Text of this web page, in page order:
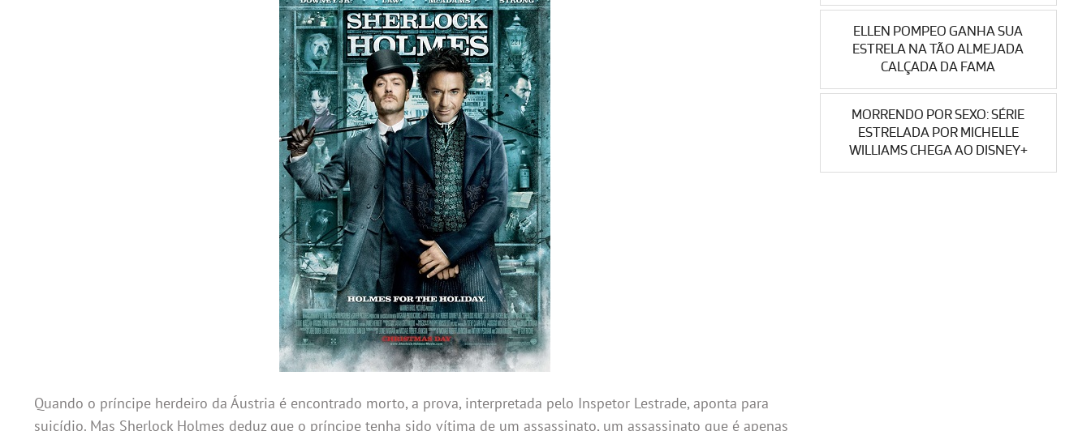
Quando o príncipe herdeiro da Áustria é encontrado morto, a prova, interpretada pelo Inspetor Lestrade, aponta para
suicídio. Mas Sherlock Holmes deduz que o príncipe tenha sido vítima de um assassinato, um assassinato que é apenas
ELLEN POMPEO GANHA SUA
ESTRELA NA TÃO ALMEJADA
CALÇADA DA FAMA
MORRENDO POR SEXO: SÉRIE
ESTRELADA POR MICHELLE
WILLIAMS CHEGA AO DISNEY+